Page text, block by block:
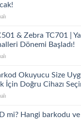
& Zebra TC701 |
Dönemi Başladı!
Okuyucu Size
İçin Doğru Cihazı
mi? Hangi barkodu